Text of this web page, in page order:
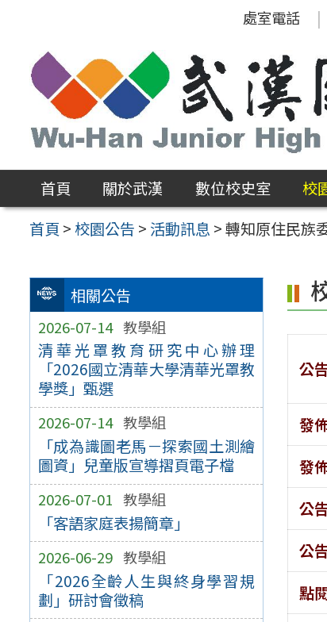
區
處室電話
首頁 關於武漢 數位校史室 校
首頁 >校園公告 > 活動訊息 >轉知原住民族
相關公告
2026-07-14 教學組
清華光罩教育研究中心辦理
「2026國立清華大學清華光罩教
學獎」甄選
2026-07-14 教學組
「成為識圖老馬－探索國土測繪
圖資」兒童版宣導摺頁電子檔
2026-07-01 教學組
「客語家庭表揚簡章」
2026-06-29 教學組
「2026全齡人生與終身學習規
劃」研討會徵稿
公
發
發
公
公
點